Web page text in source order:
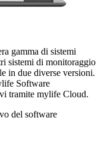
gamma di sistemi
sistemi di monitoraggio
in due diverse versioni.
Software
tramite mylife Cloud.
del software